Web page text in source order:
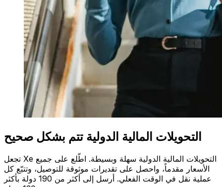
التحويلات المالية الدولية تتم بشكل صحيح
تجعل Xe التحويلات المالية الدولية سهلة وبسيطة. اطّلع على جميع
الأسعار مقدماً، واحصل على تقديرات موثوقة للتوصيل، وتتبّع كل
عملية نقل في الوقت الفعلي. أرسل إلى أكثر من 190 دولة بأكثر